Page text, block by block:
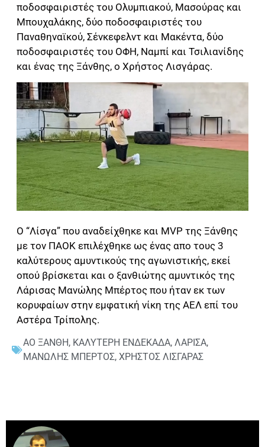
ποδοσφαιριστές του Ολυμπιακού, Μασούρας και
Μπουχαλάκης, δύο ποδοσφαιριστές του
Παναθηναϊκού, Σένκεφελντ και Μακέντα, δύο
ποδοσφαιριστές του ΟΦΗ, Ναμπί και Τσιλιανίδης
και ένας της Ξάνθης, ο Χρήστος Λισγάρας.
Ο “Λίσγα” που αναδείχθηκε και MVP της Ξάνθης
με τον ΠΑΟΚ επιλέχθηκε ως ένας απο τους 3
καλύτερους αμυντικούς της αγωνιστικής, εκεί
οπού βρίσκεται και ο ξανθιώτης αμυντικός της
Λάρισας Μανώλης Μπέρτος που ήταν εκ των
κορυφαίων στην εμφατική νίκη της ΑΕΛ επί του
Αστέρα Τρίπολης.
ΑΟ ΞΑΝΘΗ, ΚΑΛΥΤΕΡΗ ΕΝΔΕΚΑΔΑ, ΛΑΡΙΣΑ,
ΜΑΝΩΛΗΣ ΜΠΕΡΤΟΣ, ΧΡΗΣΤΟΣ ΛΙΣΓΑΡΑΣ